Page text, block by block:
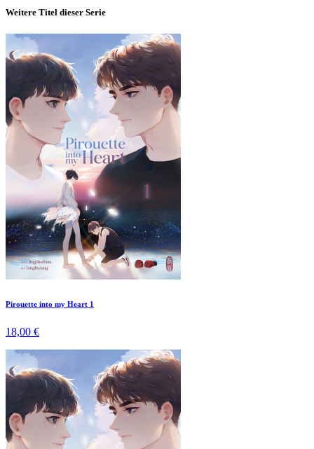
Weitere Titel dieser Serie
Pirouette into my Heart 1
18,00 €